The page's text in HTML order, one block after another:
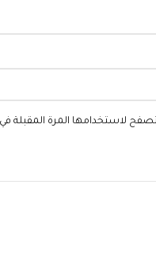
لاستخدامها المرة المقبلة